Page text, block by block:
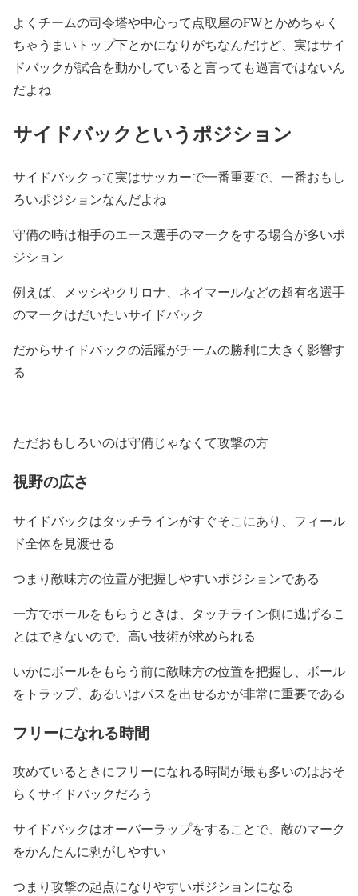
よくチームの司令塔や中心って点取屋のFWとかめちゃく
ちゃうまいトップ下とかになりがちなんだけど、実はサイ
ドバックが試合を動かしていると言っても過言ではないん
だよね
サイドバックというポジション
サイドバックって実はサッカーで一番重要で、一番おもし
ろいポジションなんだよね
守備の時は相手のエース選手のマークをする場合が多いポ
ジション
例えば、メッシやクリロナ、ネイマールなどの超有名選手
のマークはだいたいサイドバック
だからサイドバックの活躍がチームの勝利に大きく影響す
る
ただおもしろいのは守備じゃなくて攻撃の方
視野の広さ
サイドバックはタッチラインがすぐそこにあり、フィール
ド全体を見渡せる
つまり敵味方の位置が把握しやすいポジションである
一方でボールをもらうときは、タッチライン側に逃げるこ
とはできないので、高い技術が求められる
いかにボールをもらう前に敵味方の位置を把握し、ボール
をトラップ、あるいはパスを出せるかが非常に重要である
フリーになれる時間
攻めているときにフリーになれる時間が最も多いのはおそ
らくサイドバックだろう
サイドバックはオーバーラップをすることで、敵のマーク
をかんたんに剥がしやすい
つまり攻撃の起点になりやすいポジションになる